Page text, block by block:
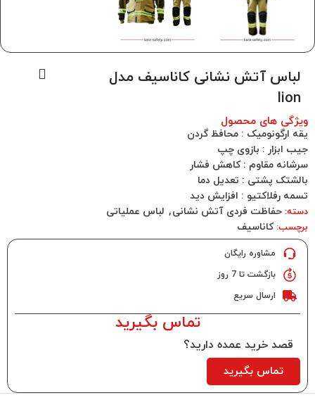
لباس آتش نشانی کاناسیف مدل
lion
ویژگی های محصول
یقه ارگونومیک : محافظ گردن
جیب ابزار : بازوی چپ
سرشانه مقاوم : کاهش فشار
بالشتک پشتی : تعدیل دما
تسمه رفلاکتیو : افزایش دید
دسته: حفاظت فردی آتش نشانی, لباس عملیاتی
برچسب: کاناسیف
مشاوره رایگان
بازگشت تا 7 روز
ارسال سریع
تماس بگیرید
قصد خرید عمده دارید؟
تماس بگیرید